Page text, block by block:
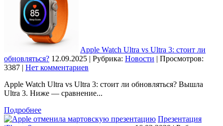
Apple Watch Ultra vs Ultra 3: стоит ли
обновляться? 12.09.2025 | Рубрика: Новости | Просмотров:
3387 | Нет комментариев
Apple Watch Ultra vs Ultra 3: стоит ли обновляться? Вышла
Ultra 3. Ниже — сравнение...
Подробнее
Презентация